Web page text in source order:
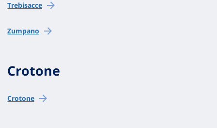
Trebisacce
Zumpano
Crotone
Crotone